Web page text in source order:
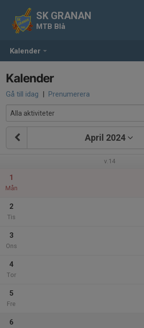
Kalender
SK GRANAN
MTB Blå
Kalender
Gå till idag | Prenumerera
April 2024
v.14
1
Mån
2
Tis
3
Ons
4
Tor
5
Fre
6